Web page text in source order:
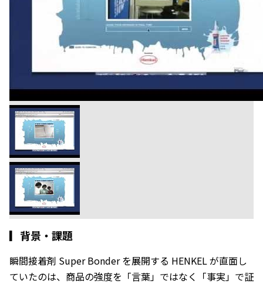
▎ 背景・課題
瞬間接着剤 Super Bonder を展開する HENKEL が直面し
ていたのは、商品の強度を「言葉」ではなく「事実」で証